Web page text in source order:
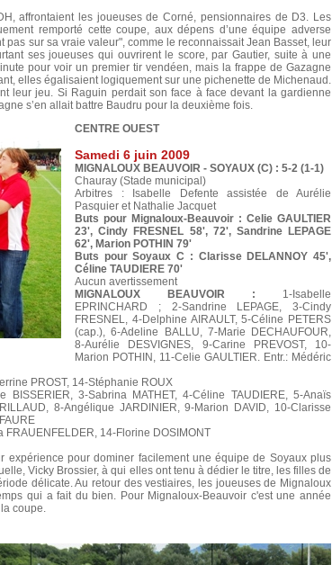
affrontaient les joueuses de Corné, pensionnaires de D3. Les
remporté cette coupe, aux dépens d’une équipe adverse
pas sur sa vraie valeur", comme le reconnaissait Jean Basset, leur
ses joueuses qui ouvrirent le score, par Gautier, suite à une
pour voir un premier tir vendéen, mais la frappe de Gazagne
elles égalisaient logiquement sur une pichenette de Michenaud.
leur jeu. Si Raguin perdait son face à face devant la gardienne
s’en allait battre Baudru pour la deuxième fois.
CENTRE OUEST
Samedi 6 juin 2009
MIGNALOUX BEAUVOIR - SOYAUX (C) : 5-2 (1-1)
Chauray (Stade municipal)
Arbitres : Isabelle Defente assistée de Aurélie
Pasquier et Nathalie Jacquet
Buts pour Mignaloux-Beauvoir : Celie GAULTIER
23', Cindy FRESNEL 58', 72', Sandrine LEPAGE
62', Marion POTHIN 79'
Buts pour Soyaux C : Clarisse DELANNOY 45',
Céline TAUDIERE 70'
Aucun avertissement
MIGNALOUX BEAUVOIR : 1-Isabelle
EPRINCHARD ; 2-Sandrine LEPAGE, 3-Cindy
FRESNEL, 4-Delphine AIRAULT, 5-Céline PETERS
(cap.), 6-Adeline BALLU, 7-Marie DECHAUFOUR,
8-Aurélie DESVIGNES, 9-Carine PREVOST, 10-
Marion POTHIN, 11-Celie GAULTIER. Entr.: Médéric
PROST, 14-Stéphanie ROUX
BISSERIER, 3-Sabrina MATHET, 4-Céline TAUDIERE, 5-Anaïs
8-Angélique JARDINIER, 9-Marion DAVID, 10-Clarisse
14-Florine DOSIMONT
expérience pour dominer facilement une équipe de Soyaux plus
Vicky Brossier, à qui elles ont tenu à dédier le titre, les filles de
délicate. Au retour des vestiaires, les joueuses de Mignaloux
qui a fait du bien. Pour Mignaloux-Beauvoir c'est une année
coupe.